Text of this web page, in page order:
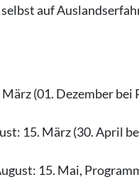
auf
(01. Dezember
15. März (30. April
15. Mai,